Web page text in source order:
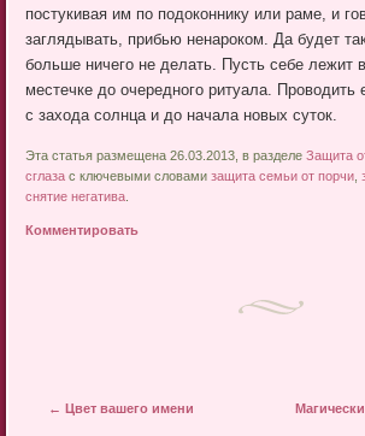
постукивая им по подоконнику или раме, и
заглядывать, прибью ненароком. Да будет
больше ничего не делать. Пусть себе лежит
местечке до очередного ритуала. Проводить
с захода солнца и до начала новых суток.
Эта статья размещена 26.03.2013, в разделеЗащита
сглаза с ключевыми словамизащита семьи от порчи ,
снятие негатива
Комментировать
Post navigation
← Цвет вашего имени